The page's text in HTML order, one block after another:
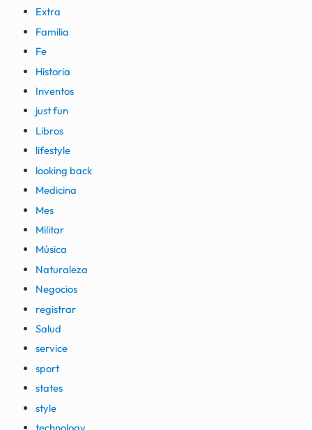
Extra
Familia
Fe
Historia
Inventos
just fun
Libros
lifestyle
looking back
Medicina
Mes
Militar
Música
Naturaleza
Negocios
registrar
Salud
service
sport
states
style